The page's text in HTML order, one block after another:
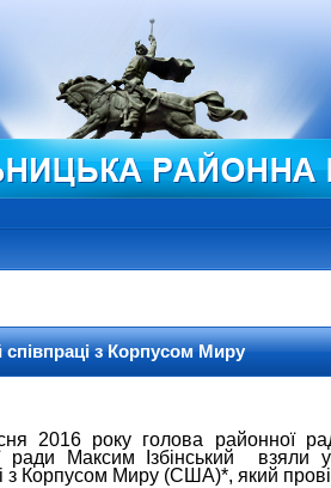
з Корпусом Миру
2016 року голова районної
ради Максим Ізбінський взяли
з Корпусом Миру (США)*, який